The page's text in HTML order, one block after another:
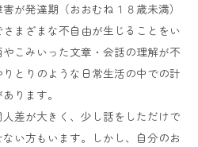
が発達期（おおむね１８歳未満）
まざまな不自由が生じることをい
こみいった文章・会話の理解が不
とりのような日常生活の中での計
ります。
差が大きく、少し話をしただけで
い方もいます。しかし、自分のお